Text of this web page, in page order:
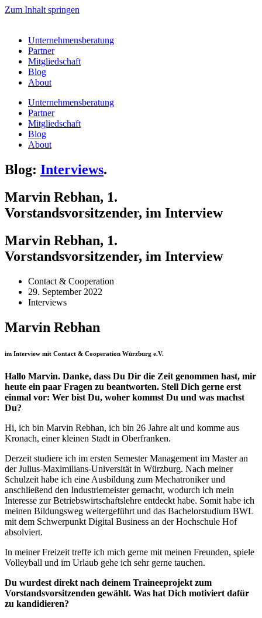
Zum Inhalt springen
Unternehmensberatung
Partner
Mitgliedschaft
Blog
About
Unternehmensberatung
Partner
Mitgliedschaft
Blog
About
Blog: Interviews.
Marvin Rebhan, 1.
Vorstandsvorsitzender, im Interview
Marvin Rebhan, 1.
Vorstandsvorsitzender, im Interview
Contact & Cooperation
29. September 2022
Interviews
Marvin Rebhan
im Interview mit Contact & Cooperation Würzburg e.V.
Hallo Marvin. Danke, dass Du Dir die Zeit genommen hast, mir
heute ein paar Fragen zu beantworten. Stell Dich gerne erst
einmal vor: Wer bist Du, woher kommst Du und was machst
Du?
Hi, ich bin Marvin Rebhan, ich bin 26 Jahre alt und komme aus
Kronach, einer kleinen Stadt in Oberfranken.
Derzeit studiere ich im ersten Semester Management im Master an
der Julius-Maximilians-Universität in Würzburg. Nach meiner
Schulzeit habe ich eine Ausbildung zum Mechatroniker und
anschließend den Industriemeister gemacht, wodurch ich mein
Interesse zur Betriebswirtschaftslehre entdeckt habe. Somit habe ich
meinen Bildungsweg weitergeführt und das Bachelorstudium BWL
mit dem Schwerpunkt Digital Business an der Hochschule Hof
absolviert.
In meiner Freizeit treffe ich mich gerne mit meinen Freunden, spiele
Volleyball und im Urlaub gehe ich sehr gerne tauchen.
Du wurdest direkt nach deinem Traineeprojekt zum
Vorstandsvorsitzenden gewählt. Was hat Dich motiviert dafür
zu kandidieren?